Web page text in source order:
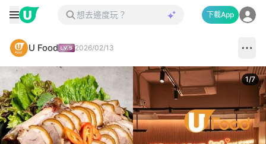
下載App
U Food 2026/02/13
1/7